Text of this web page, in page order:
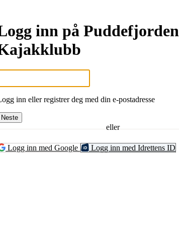
inn på Puddefjorden
inn eller registrer deg med din e-postadresse
Neste
eller
Logg inn med Google Logg inn med Idrettens ID